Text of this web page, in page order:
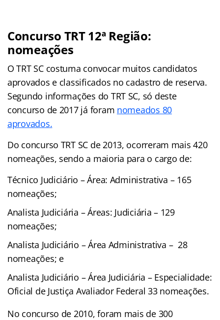
Concurso TRT 12ª Região:
nomeações
O TRT SC costuma convocar muitos candidatos
aprovados e classificados no cadastro de reserva.
Segundo informações do TRT SC, só deste
concurso de 2017 já foram nomeados 80
aprovados.
Do concurso TRT SC de 2013, ocorreram mais 420
nomeações, sendo a maioria para o cargo de:
Técnico Judiciário – Área: Administrativa – 165
nomeações;
Analista Judiciária – Áreas: Judiciária – 129
nomeações;
Analista Judiciário – Área Administrativa – 28
nomeações; e
Analista Judiciário – Área Judiciária – Especialidade:
Oficial de Justiça Avaliador Federal 33 nomeações.
No concurso de 2010, foram mais de 300